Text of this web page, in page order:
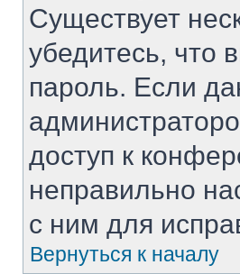
Существует
убедитесь, что
пароль. Если
доступ к
неправильно
с ним для
Вернуться к началу